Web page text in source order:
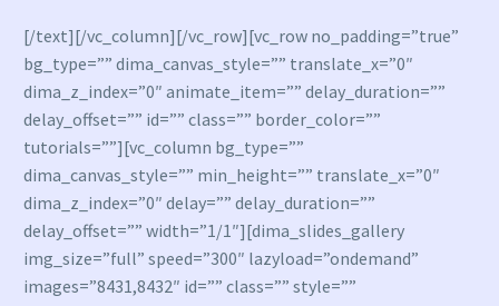
[/text][/vc_column][/vc_row][vc_row no_padding=”true”
bg_type=”” dima_canvas_style=”” translate_x=”0″
dima_z_index=”0″ animate_item=”” delay_duration=””
delay_offset=”” id=”” class=”” border_color=””
tutorials=””][vc_column bg_type=””
dima_canvas_style=”” min_height=”” translate_x=”0″
dima_z_index=”0″ delay=”” delay_duration=””
delay_offset=”” width=”1/1″][dima_slides_gallery
img_size=”full” speed=”300″ lazyload=”ondemand”
images=”8431,8432″ id=”” class=”” style=””